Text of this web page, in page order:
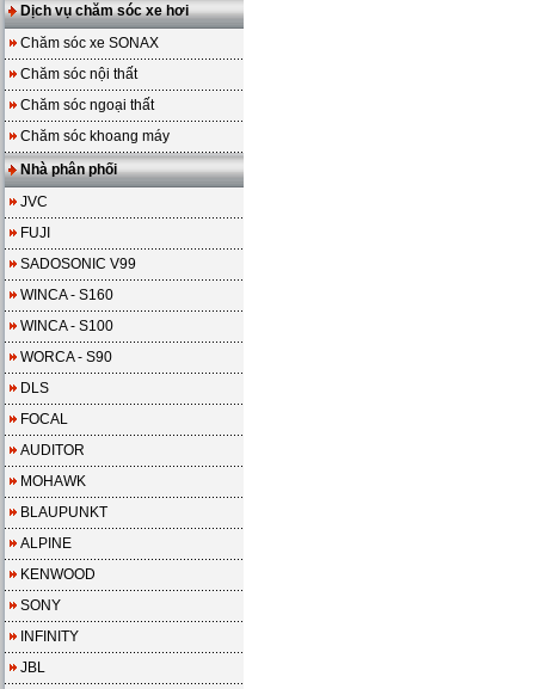
Dịch vụ chăm sóc xe hơi
Chăm sóc xe SONAX
Chăm sóc nội thất
Chăm sóc ngoại thất
Chăm sóc khoang máy
Nhà phân phối
JVC
FUJI
SADOSONIC V99
WINCA - S160
WINCA - S100
WORCA - S90
DLS
FOCAL
AUDITOR
MOHAWK
BLAUPUNKT
ALPINE
KENWOOD
SONY
INFINITY
JBL